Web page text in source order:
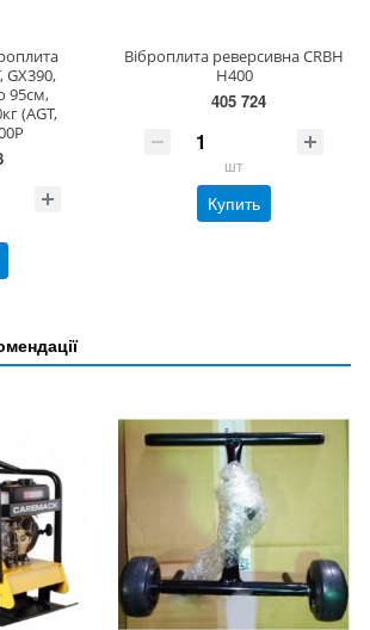
GX390,
95см,
(AGT,
Віброплита реверсивна CRBH
H400
405 724
шт
Купить